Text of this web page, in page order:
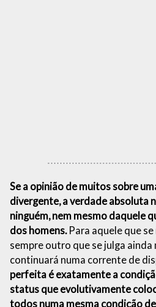
Se a opinião de muitos sobre
divergente, a verdade absoluta
ninguém, nem mesmo daquele
dos homens.Para aquele que se
sempre outro que se julga ainda
continuará numa corrente de
perfeita é exatamente a
status que evolutivamente
todos numa mesma condição